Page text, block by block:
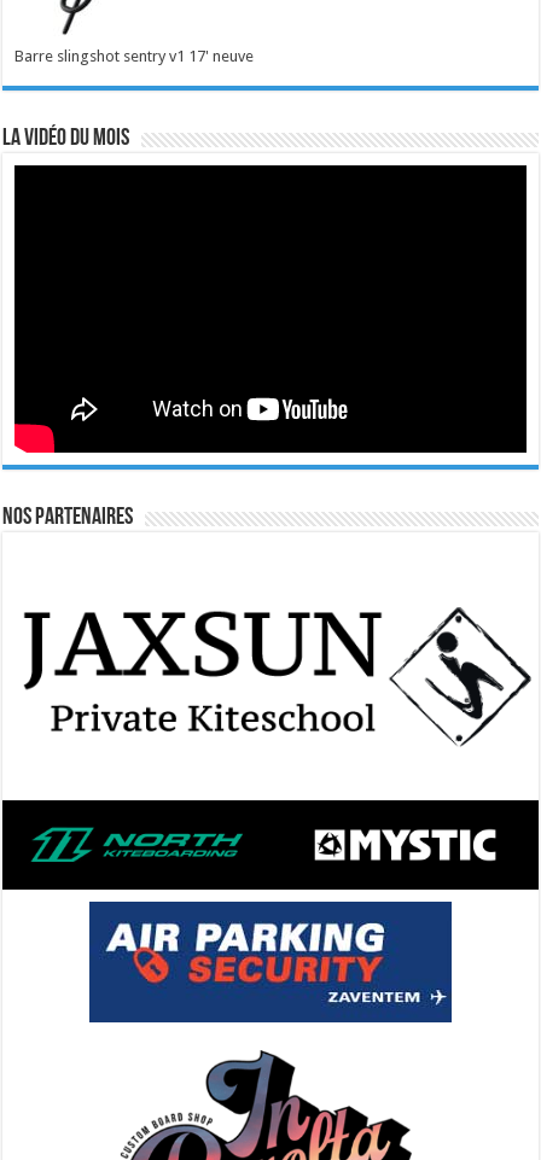
Barre slingshot sentry v1 17' neuve
La vidéo du mois
Nos Partenaires